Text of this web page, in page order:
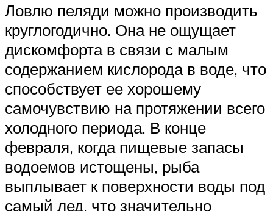
Ловлю пеляди можно производить
круглогодично. Она не ощущает
дискомфорта в связи с малым
содержанием кислорода в воде, что
способствует ее хорошему
самочувствию на протяжении всего
холодного периода. В конце
февраля, когда пищевые запасы
водоемов истощены, рыба
выплывает к поверхности воды под
самый лед, что значительно